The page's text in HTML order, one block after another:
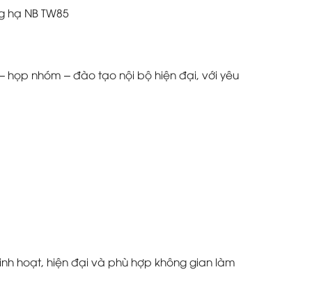
NB TW85
họp nhóm – đào tạo nội bộ hiện đại, với yêu
hoạt, hiện đại và phù hợp không gian làm